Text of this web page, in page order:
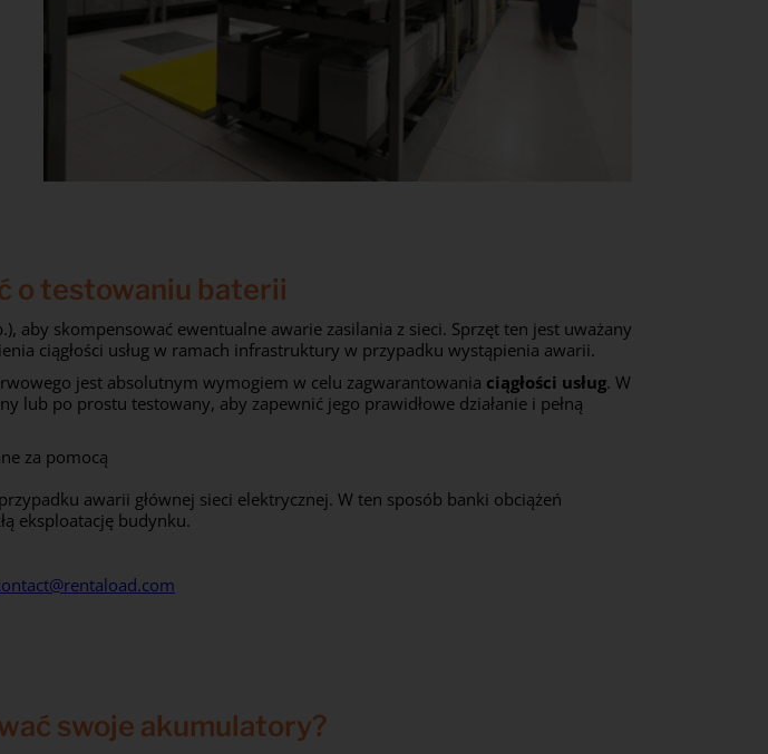
o testowaniu baterii
skompensować ewentualne awarie zasilania z sieci. Sprzęt ten jest uważany
ciągłości usług w ramach infrastruktury w przypadku wystąpienia awarii.
jest absolutnym wymogiem w celu zagwarantowania ciągłości usług. W
po prostu testowany, aby zapewnić jego prawidłowe działanie i pełną
za pomocą
awarii głównej sieci elektrycznej. W ten sposób banki obciążeń
eksploatację budynku.
swoje akumulatory?